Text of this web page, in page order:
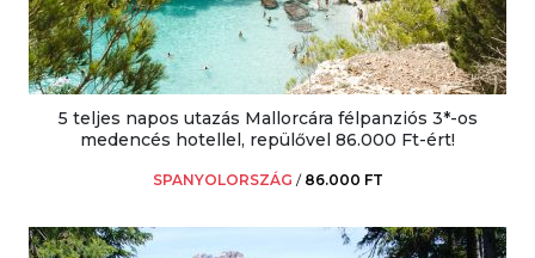
5 teljes napos utazás Mallorcára félpanziós 3*-os
medencés hotellel, repülővel 86.000 Ft-ért!
SPANYOLORSZÁG / 86.000 FT